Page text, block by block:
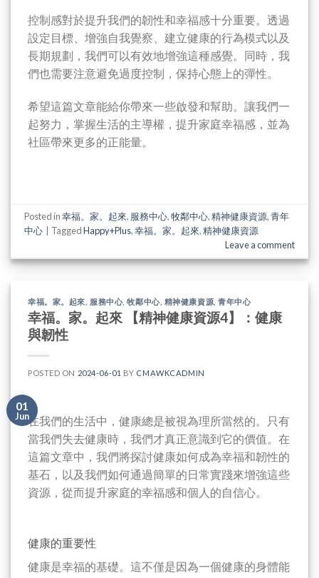
控制感對於提升我們的韌性和幸福感十分重要。透過
設定目標、增強自我覺察、建立健康的行為模式以及
長期規劃，我們可以有效地增強這種感覺。同時，我
們也需要注意避免過度控制，保持心態上的彈性。
希望這篇文章能給你帶來一些啟發和幫助。讓我們一
起努力，掌握生活的主導權，提升家庭幸福感，並為
社區帶來更多的正能量。
Posted in幸福。家。起來, 服務中心,牧鄰中心,精神健康資源,青年
中心
TaggedHappy+Plus,幸福。家。起來,精神健康資源
Leave a comment
幸福。家。起來 服務中心,牧鄰中心, 精神健康資源 ,青年中心
幸福。家。起來 【精神健康資源4】：健康
與韌性
POSTED ON 2024-06-01 BY CMAWKCADMIN
01
Jun在我們的生活中，健康總是被視為理所當然的。只有
當我們失去健康時，我們才真正意識到它的價值。在
這篇文章中，我們將探討健康如何成為幸福和韌性的
基石，以及我們如何通過簡單的日常實踐來增強這些
資源，從而提升家庭的幸福感和個人的自信心。
健康的重要性
健康是幸福的基礎。這不僅是因為一個健康的身體能